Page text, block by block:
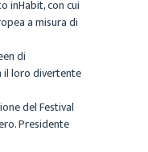
inHabit, con cui
a misura di
di
il loro divertente
del Festival
Presidente